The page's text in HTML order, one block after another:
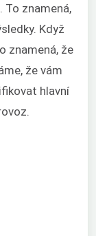
To znamená,
Když
znamená, že
že vám
hlavní